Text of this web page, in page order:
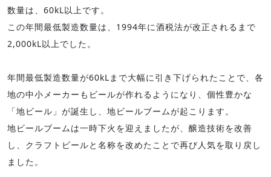
数量は、60kL以上です。
この年間最低製造数量は、1994年に酒税法が改正されるまで
2,000kL以上でした。
年間最低製造数量が60kLまで大幅に引き下げられたことで、各
地の中小メーカーもビールが作れるようになり、個性豊かな
「地ビール」が誕生し、地ビールブームが起こります。
地ビールブームは一時下火を迎えましたが、醸造技術を改善
し、クラフトビールと名称を改めたことで再び人気を取り戻し
ました。